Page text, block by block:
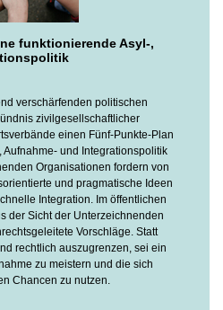
funktionierende Asyl-,
verschärfenden politischen
zivilgesellschaftlicher
einen Fünf-Punkte-Plan
und Integrationspolitik
Organisationen fordern von
und pragmatische Ideen
Integration. Im öffentlichen
der Sicht der Unterzeichnenden
Vorschläge. Statt
rechtlich auszugrenzen, sei ein
zu meistern und die sich
Chancen zu nutzen.